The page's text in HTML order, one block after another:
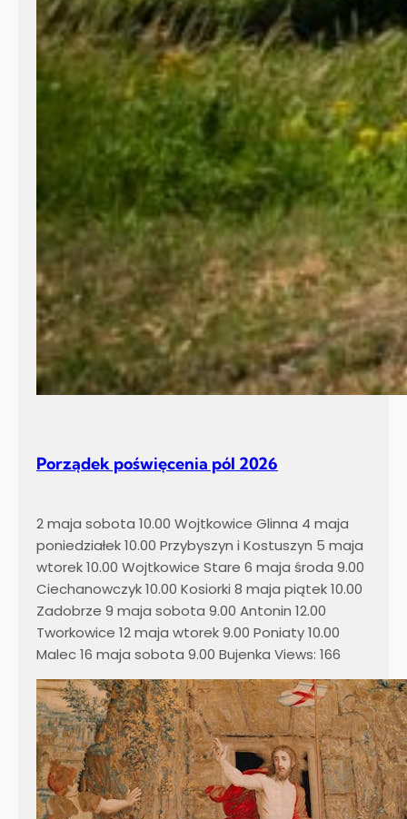
Porządek poświęcenia pól 2026
2 maja sobota 10.00 Wojtkowice Glinna 4 maja
poniedziałek 10.00 Przybyszyn i Kostuszyn 5 maja
wtorek 10.00 Wojtkowice Stare 6 maja środa 9.00
Ciechanowczyk 10.00 Kosiorki 8 maja piątek 10.00
Zadobrze 9 maja sobota 9.00 Antonin 12.00
Tworkowice 12 maja wtorek 9.00 Poniaty 10.00
Malec 16 maja sobota 9.00 Bujenka Views: 166